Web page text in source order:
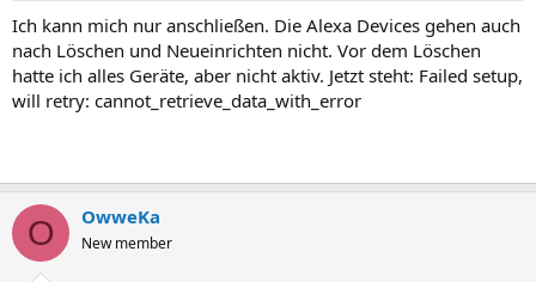
Ich kann mich nur anschließen. Die Alexa Devices gehen auch
nach Löschen und Neueinrichten nicht. Vor dem Löschen
hatte ich alles Geräte, aber nicht aktiv. Jetzt steht: Failed setup,
will retry: cannot_retrieve_data_with_error
O OwweKa
New member